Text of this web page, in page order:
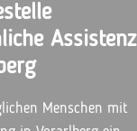
Assistenz
Menschen mit